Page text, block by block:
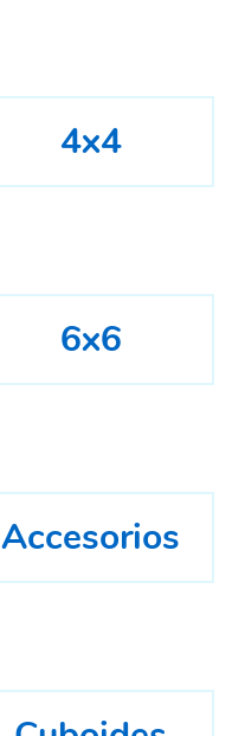
4x4
6x6
Accesorios